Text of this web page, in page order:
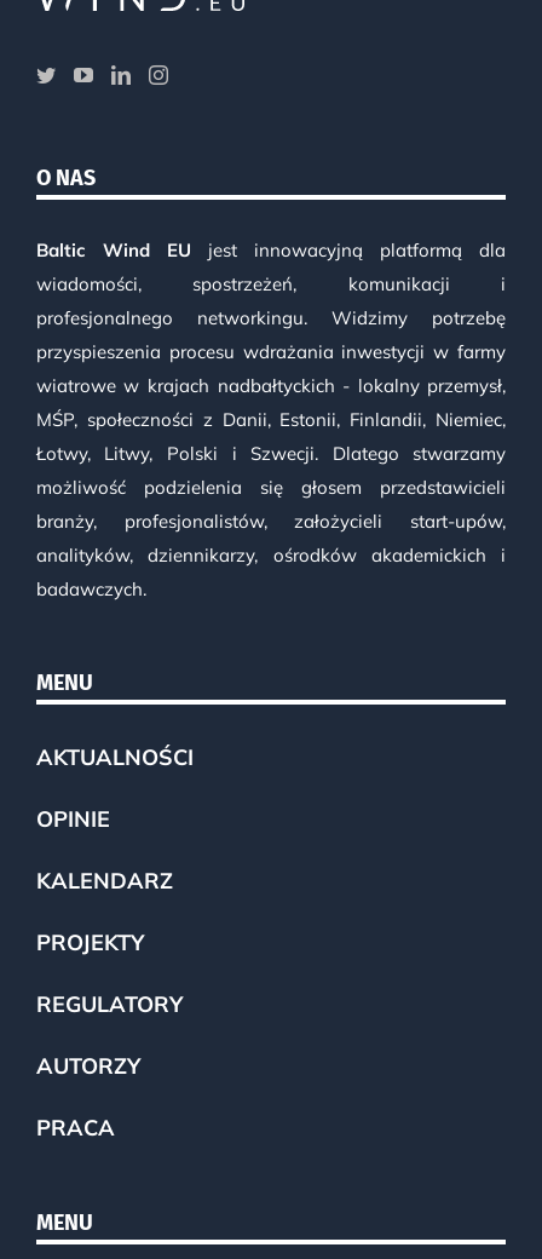
O NAS
Baltic Wind EU jest innowacyjną platformą dla
wiadomości, spostrzeżeń, komunikacji i
profesjonalnego networkingu. Widzimy potrzebę
przyspieszenia procesu wdrażania inwestycji w farmy
wiatrowe w krajach nadbałtyckich - lokalny przemysł,
MŚP, społeczności z Danii, Estonii, Finlandii, Niemiec,
Łotwy, Litwy, Polski i Szwecji. Dlatego stwarzamy
możliwość podzielenia się głosem przedstawicieli
branży, profesjonalistów, założycieli start-upów,
analityków, dziennikarzy, ośrodków akademickich i
badawczych.
MENU
AKTUALNOŚCI
OPINIE
KALENDARZ
PROJEKTY
REGULATORY
AUTORZY
PRACA
MENU